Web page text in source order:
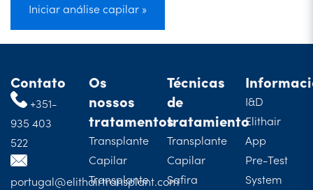
Iniciar análise capilar »
Contato
+351-
935 403
522
portugal@elithairtransplant.com
Os
nossos
tratamentos
Transplante
Capilar
Transplante
Técnicas
de
tratamiento
Transplante
Capilar
Safira
I&D
Elithair
App
Pre-Test
System